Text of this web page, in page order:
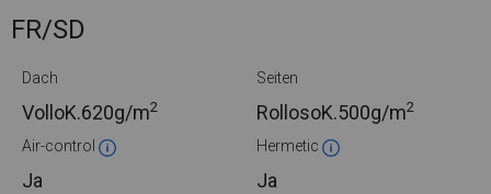
FR/SD
Dach
VolloK.620g/m2
Seiten
RollosoK.500g/m2
Air-control
Ja
Hermetic
Ja